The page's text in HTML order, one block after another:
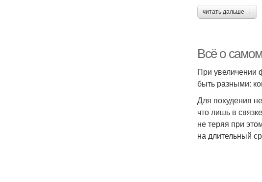
читать дальше →
Всё о
При увеличении
быть разными:
Для похудения
что лишь в
не теряя при
на длительный